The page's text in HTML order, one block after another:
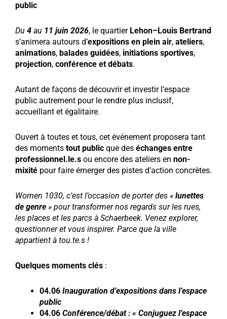
public
Du 4 au 11 juin 2026, le quartier Lehon–Louis Bertrand
s’animera autours d’expositions en plein air, ateliers,
animations, balades guidées, initiations sportives,
projection, conférence et débats.
Autant de façons de découvrir et investir l’espace
public autrement pour le rendre plus inclusif,
accueillant et égalitaire.
Ouvert à toutes et tous, cet événement proposera tant
des moments tout public que des échanges entre
professionnel.le.s ou encore des ateliers en non-
mixité pour faire émerger des pistes d’action concrètes.
Women 1030, c’est l’occasion de porter des « lunettes
de genre » pour transformer nos regards sur les rues,
les places et les parcs à Schaerbeek. Venez explorer,
questionner et vous inspirer. Parce que la ville
appartient à tou.te.s !
Quelques moments clés :
04.06 Inauguration d’expositions dans l’espace
public
04.06 Conférence/débat : « Conjuguez l’espace